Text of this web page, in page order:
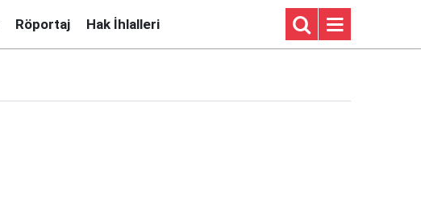
Röportaj Hak İhlalleri